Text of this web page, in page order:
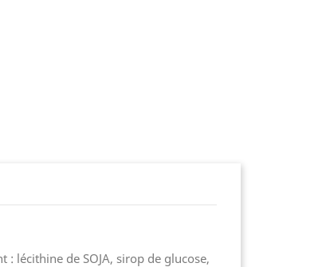
: lécithine de SOJA, sirop de glucose,